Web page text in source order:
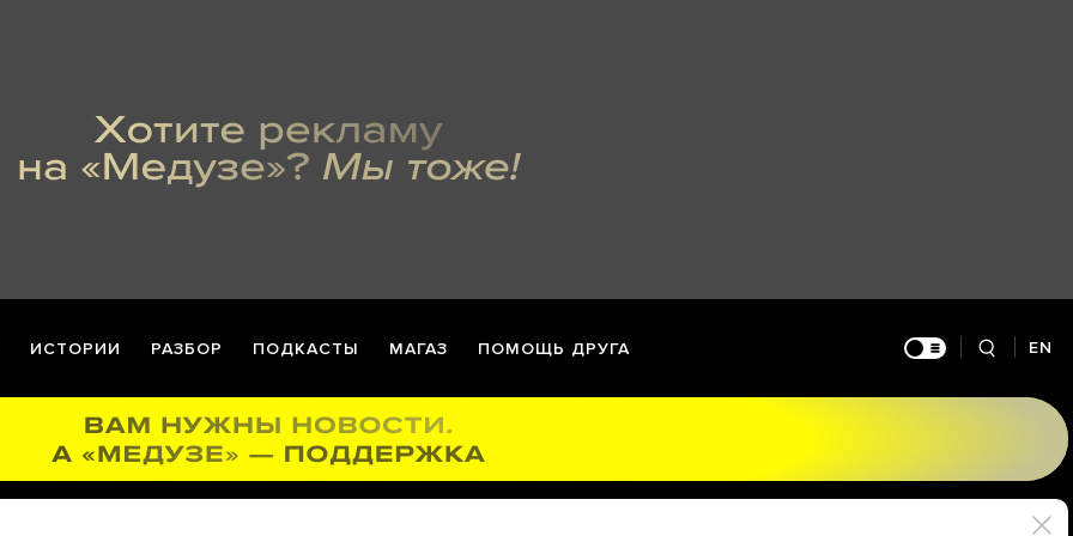
ИСТОРИИ РАЗБОР ПОДКАСТЫ МАГАЗ ПОМОЩЬ ДРУГА EN